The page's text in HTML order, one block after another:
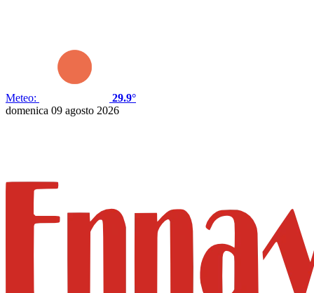
Meteo:
29.9°
domenica 09 agosto 2026